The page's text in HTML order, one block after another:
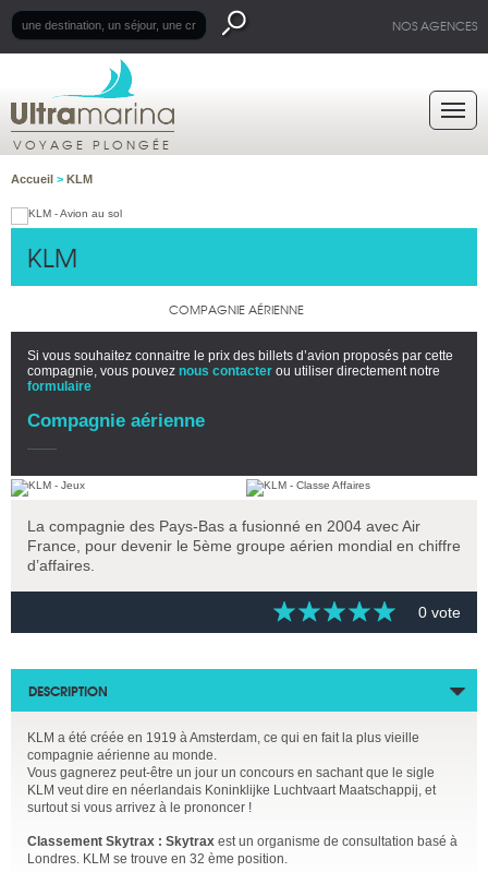
NOS AGENCES
VOYAGE PLONGÉE
Accueil > KLM
KLM
COMPAGNIE AÉRIENNE
Si vous souhaitez connaitre le prix des billets d’avion proposés par cette
compagnie, vous pouvez nous contacter ou utiliser directement notre
formulaire
Compagnie aérienne
La compagnie des Pays-Bas a fusionné en 2004 avec Air
France, pour devenir le 5ème groupe aérien mondial en chiffre
d’affaires.
0 vote
DESCRIPTION
KLM a été créée en 1919 à Amsterdam, ce qui en fait la plus vieille
compagnie aérienne au monde.
Vous gagnerez peut-être un jour un concours en sachant que le sigle
KLM veut dire en néerlandais Koninklijke Luchtvaart Maatschappij, et
surtout si vous arrivez à le prononcer !
Classement Skytrax : Skytrax est un organisme de consultation basé à
Londres. KLM se trouve en 32 ème position.